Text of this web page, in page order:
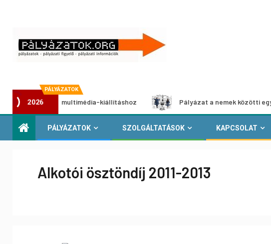
PÁLYÁZATOK
2026
multimédia-kiállításhoz Pályázat a nemek közötti egyenlőség
PÁLYÁZATOK SZOLGÁLTATÁSOK KAPCSOLAT
Alkotói ösztöndíj 2011-2013